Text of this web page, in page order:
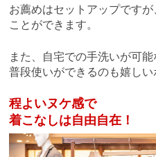
お薦めはセットアップです
ことができます。
また、自宅での手洗いが可
普段使いができるのも嬉しい
程よいヌケ感で
着こなしは自由自在！